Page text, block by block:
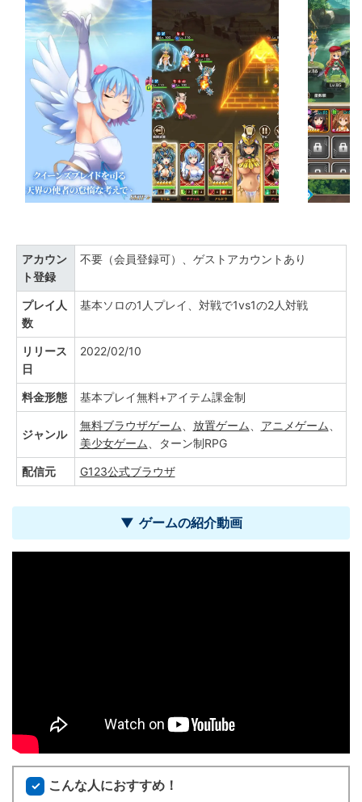
アカウン
ト登録
不要（会員登録可）、ゲストアカウントあり
プレイ人
数
基本ソロの1人プレイ、対戦で1vs1の2人対戦
リリース
日
2022/02/10
料金形態 基本プレイ無料+アイテム課金制
ジャンル
無料ブラウザゲーム、 放置ゲーム、 アニメゲーム、
美少女ゲーム、ターン制RPG
配信元 G123公式ブラウザ
ゲームの紹介動画
こんな人におすすめ！